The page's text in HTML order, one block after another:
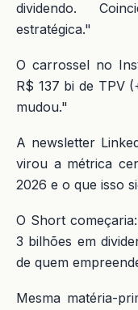
dividendo.
estratégica."
O carrossel no
R$ 137 bi de TPV
mudou."
A newsletter
virou a métrica
2026 e o que isso
O Short
3 bilhões em
de quem
Mesma matéria-